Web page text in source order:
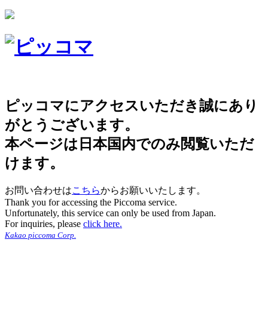
ピッコマにアクセスいただき誠にあり
がとうございます。
本ページは日本国内でのみ閲覧いただ
けます。
お問い合わせはこちらからお願いいたします。
Thank you for accessing the Piccoma service.
Unfortunately, this service can only be used from Japan.
For inquiries, please click here.
Kakao piccoma Corp.